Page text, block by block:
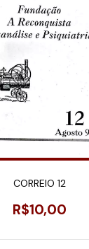
CORREIO 12
R$10,00